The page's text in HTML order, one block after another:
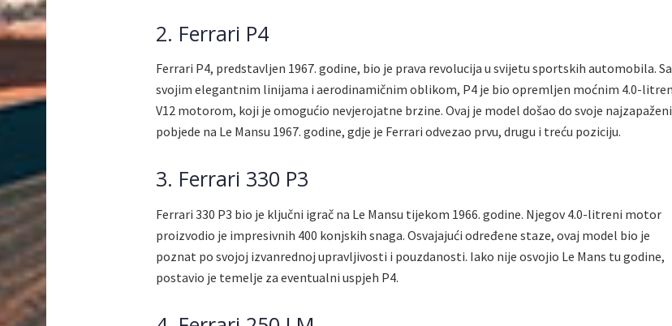
2. Ferrari P4
Ferrari P4, predstavljen 1967. godine, bio je prava revolucija u svijetu sportskih automobila. Sa
svojim elegantnim linijama i aerodinamičnim oblikom, P4 je bio opremljen moćnim 4.0-
V12 motorom, koji je omogućio nevjerojatne brzine. Ovaj je model došao do svoje
pobjede na Le Mansu 1967. godine, gdje je Ferrari odvezao prvu, drugu i treću poziciju.
3. Ferrari 330 P3
Ferrari 330 P3 bio je ključni igrač na Le Mansu tijekom 1966. godine. Njegov 4.0-litreni motor
proizvodio je impresivnih 400 konjskih snaga. Osvajajući određene staze, ovaj model bio je
poznat po svojoj izvanrednoj upravljivosti i pouzdanosti. Iako nije osvojio Le Mans tu godine,
postavio je temelje za eventualni uspjeh P4.